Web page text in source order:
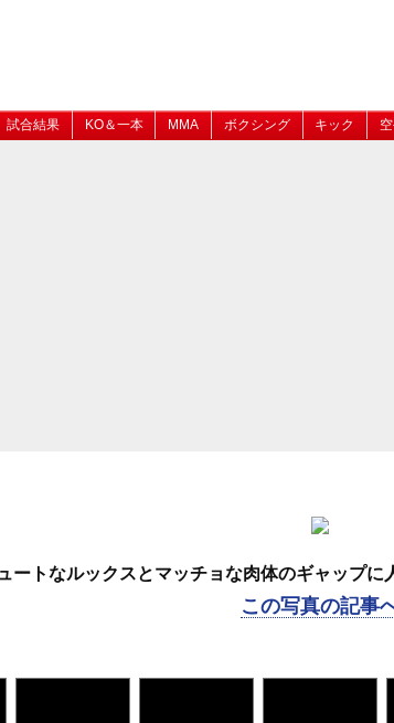
試合結果 KO＆一本 MMA ボクシング キック
ートなルックスとマッチョな肉体のギャップに
この写真の記事